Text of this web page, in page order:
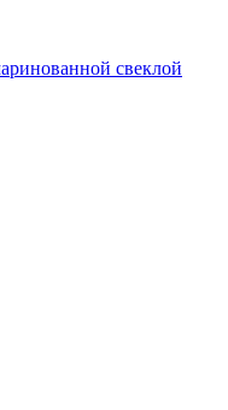
свеклой